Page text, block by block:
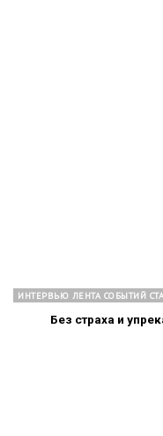
ИНТЕРВЬЮ ЛЕНТА СОБЫТИЙ
Без страха и